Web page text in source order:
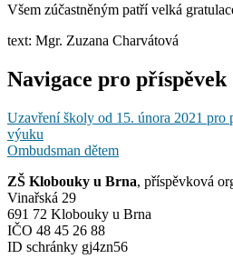
Všem zúčastněným patří velká
text: Mgr. Zuzana Charvátová
Navigace pro příspěvek
Uzavření školy od 15. února 2021 pro
výuku
Ombudsman dětem
ZŠ Klobouky u Brna, příspěvková
Vinařská 29
691 72 Klobouky u Brna
IČO 48 45 26 88
ID schránky gj4zn56